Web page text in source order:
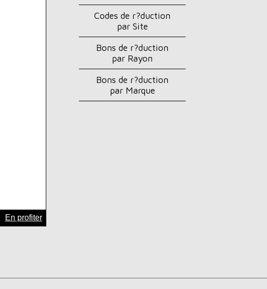
Codes de r?duction
par Site
Bons de r?duction
par Rayon
Bons de r?duction
par Marque
En profiter